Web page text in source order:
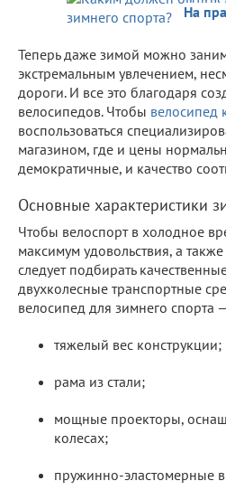
На
Теперь даже зимой можно
экстремальным увлечением,
дороги. И все это благодаря
велосипедов. Чтобы велосипед
воспользоваться
магазином, где и цены
демократичные, и качество
Основные характеристики
Чтобы велоспорт в холодное
максимум удовольствия, а
следует подбирать
двухколесные транспортные
велосипед для зимнего спорта
тяжелый вес конструкции;
рама из стали;
мощные проекторы,
колесах;
пружинно-эластомерные